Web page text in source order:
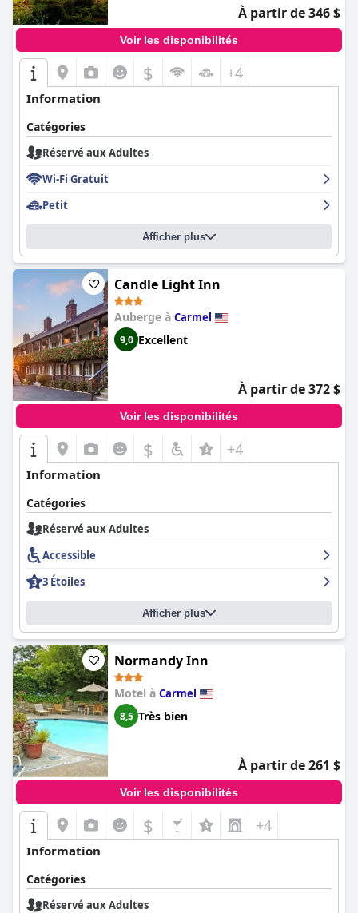
À partir de 346 $
Voir les disponibilités
$ +4
Information
Catégories
Réservé aux Adultes
Wi-Fi Gratuit
Petit
Afficher plus
Candle Light Inn
Auberge à Carmel
9,0 Excellent
À partir de 372 $
Voir les disponibilités
$ +4
Information
Catégories
Réservé aux Adultes
Accessible
3 Étoiles
Afficher plus
Normandy Inn
Motel à Carmel
8,5 Très bien
À partir de 261 $
Voir les disponibilités
$ +4
Information
Catégories
Réservé aux Adultes